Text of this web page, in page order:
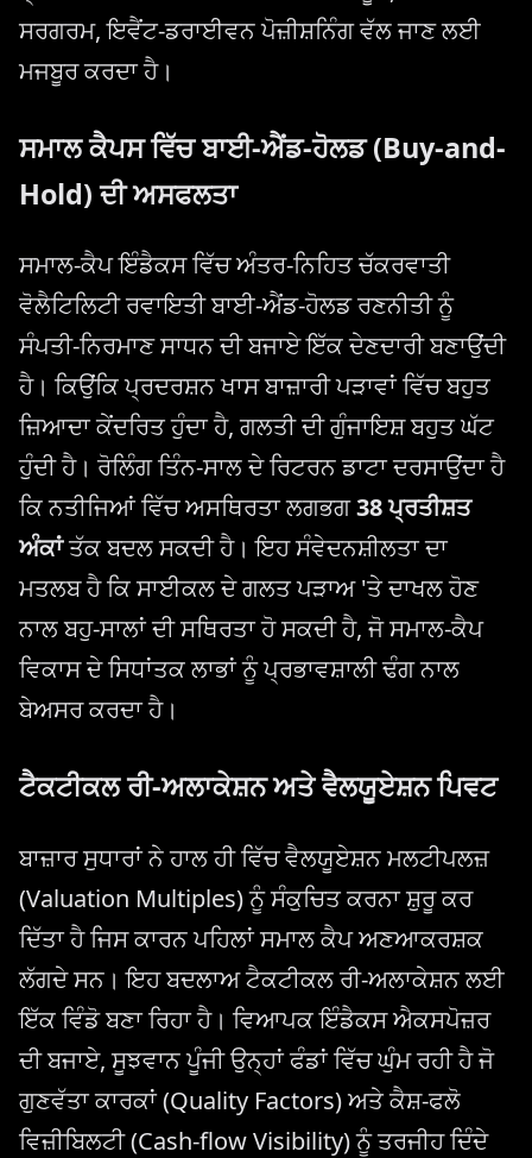
ਸਰਗਰਮ, ਇਵੈਂਟ-ਡਰਾਈਵਨ ਪੋਜ਼ੀਸ਼ਨਿੰਗ ਵੱਲ ਜਾਣ ਲਈ
ਮਜਬੂਰ ਕਰਦਾ ਹੈ।
ਸਮਾਲ ਕੈਪਸ ਵਿੱਚ ਬਾਈ-ਐਂਡ-ਹੋਲਡ (Buy-and-
Hold) ਦੀ ਅਸਫਲਤਾ
ਸਮਾਲ-ਕੈਪ ਇੰਡੈਕਸ ਵਿੱਚ ਅੰਤਰ-ਨਿਹਿਤ ਚੱਕਰਵਾਤੀ
ਵੋਲੈਟਿਲਿਟੀ ਰਵਾਇਤੀ ਬਾਈ-ਐਂਡ-ਹੋਲਡ ਰਣਨੀਤੀ ਨੂੰ
ਸੰਪਤੀ-ਨਿਰਮਾਣ ਸਾਧਨ ਦੀ ਬਜਾਏ ਇੱਕ ਦੇਣਦਾਰੀ ਬਣਾਉਂਦੀ
ਹੈ। ਕਿਉਂਕਿ ਪ੍ਰਦਰਸ਼ਨ ਖਾਸ ਬਾਜ਼ਾਰੀ ਪੜਾਵਾਂ ਵਿੱਚ ਬਹੁਤ
ਜ਼ਿਆਦਾ ਕੇਂਦਰਿਤ ਹੁੰਦਾ ਹੈ, ਗਲਤੀ ਦੀ ਗੁੰਜਾਇਸ਼ ਬਹੁਤ ਘੱਟ
ਹੁੰਦੀ ਹੈ। ਰੋਲਿੰਗ ਤਿੰਨ-ਸਾਲ ਦੇ ਰਿਟਰਨ ਡਾਟਾ ਦਰਸਾਉਂਦਾ ਹੈ
ਕਿ ਨਤੀਜਿਆਂ ਵਿੱਚ ਅਸਥਿਰਤਾ ਲਗਭਗ38 ਪ੍ਰਤੀਸ਼ਤ
ਅੰਕਾਂਤੱਕ ਬਦਲ ਸਕਦੀ ਹੈ। ਇਹ ਸੰਵੇਦਨਸ਼ੀਲਤਾ ਦਾ
ਮਤਲਬ ਹੈ ਕਿ ਸਾਈਕਲ ਦੇ ਗਲਤ ਪੜਾਅ 'ਤੇ ਦਾਖਲ ਹੋਣ
ਨਾਲ ਬਹੁ-ਸਾਲਾਂ ਦੀ ਸਥਿਰਤਾ ਹੋ ਸਕਦੀ ਹੈ, ਜੋ ਸਮਾਲ-ਕੈਪ
ਵਿਕਾਸ ਦੇ ਸਿਧਾਂਤਕ ਲਾਭਾਂ ਨੂੰ ਪ੍ਰਭਾਵਸ਼ਾਲੀ ਢੰਗ ਨਾਲ
ਬੇਅਸਰ ਕਰਦਾ ਹੈ।
ਟੈਕਟੀਕਲ ਰੀ-ਅਲਾਕੇਸ਼ਨ ਅਤੇ ਵੈਲਯੂਏਸ਼ਨ ਪਿਵਟ
ਬਾਜ਼ਾਰ ਸੁਧਾਰਾਂ ਨੇ ਹਾਲ ਹੀ ਵਿੱਚ ਵੈਲਯੂਏਸ਼ਨ ਮਲਟੀਪਲਜ਼
(Valuation Multiples) ਨੂੰ ਸੰਕੁਚਿਤ ਕਰਨਾ ਸ਼ੁਰੂ ਕਰ
ਦਿੱਤਾ ਹੈ ਜਿਸ ਕਾਰਨ ਪਹਿਲਾਂ ਸਮਾਲ ਕੈਪ ਅਣਆਕਰਸ਼ਕ
ਲੱਗਦੇ ਸਨ। ਇਹ ਬਦਲਾਅ ਟੈਕਟੀਕਲ ਰੀ-ਅਲਾਕੇਸ਼ਨ ਲਈ
ਇੱਕ ਵਿੰਡੋ ਬਣਾ ਰਿਹਾ ਹੈ। ਵਿਆਪਕ ਇੰਡੈਕਸ ਐਕਸਪੋਜ਼ਰ
ਦੀ ਬਜਾਏ, ਸੂਝਵਾਨ ਪੂੰਜੀ ਉਨ੍ਹਾਂ ਫੰਡਾਂ ਵਿੱਚ ਘੁੰਮ ਰਹੀ ਹੈ ਜੋ
ਗੁਣਵੱਤਾ ਕਾਰਕਾਂ (Quality Factors) ਅਤੇ ਕੈਸ਼-ਫਲੋ
ਵਿਜ਼ੀਬਿਲਟੀ (Cash-flow Visibility) ਨੂੰ ਤਰਜੀਹ ਦਿੰਦੇ